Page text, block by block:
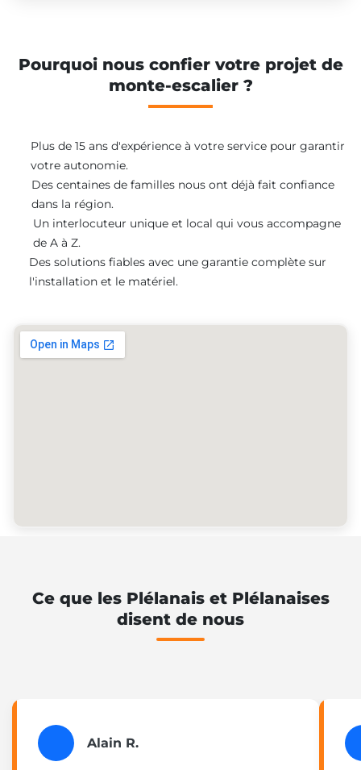
Pourquoi nous confier votre projet de
monte-escalier ?
Plus de 15 ans d'expérience à votre service pour garantir
votre autonomie.
Des centaines de familles nous ont déjà fait confiance
dans la région.
Un interlocuteur unique et local qui vous accompagne
de A à Z.
Des solutions fiables avec une garantie complète sur
l'installation et le matériel.
Ce que les Plélanais et Plélanaises
disent de nous
Alain R.